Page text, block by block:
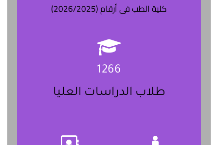
كلية الطب فى أرقام (2026/2025)
1266
طلاب الدراسات العليا